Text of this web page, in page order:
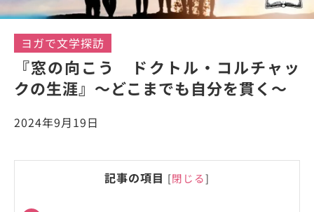
ヨガで文学探訪
『窓の向こう ドクトル・コルチャッ
クの生涯』～どこまでも自分を貫く～
2024年9月19日
記事の項目 [閉じる]